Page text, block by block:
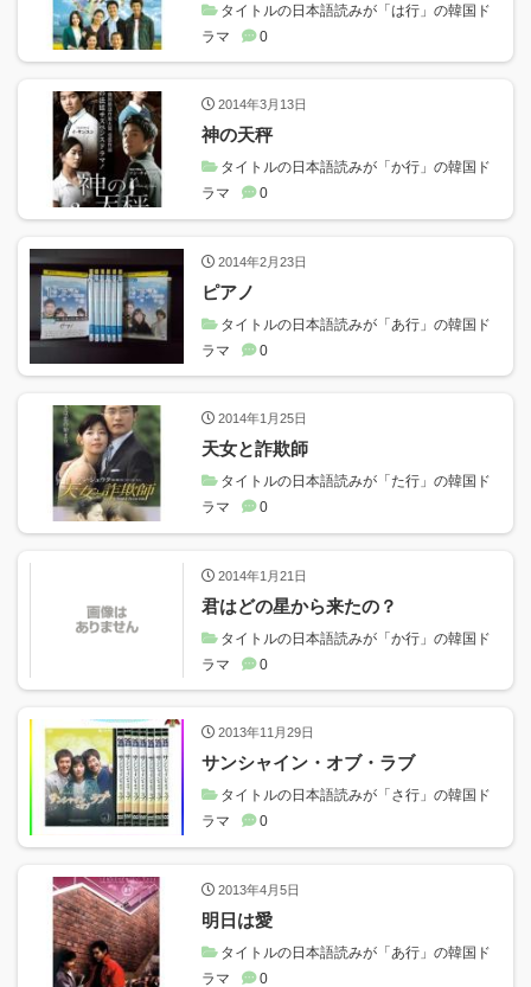
タイトルの日本語読みが「は行」の韓国ド
ラマ
0
2014年3月13日
神の天秤
タイトルの日本語読みが「か行」の韓国ド
ラマ
0
2014年2月23日
ピアノ
タイトルの日本語読みが「あ行」の韓国ド
ラマ
0
2014年1月25日
天女と詐欺師
タイトルの日本語読みが「た行」の韓国ド
ラマ
0
2014年1月21日
君はどの星から来たの？
タイトルの日本語読みが「か行」の韓国ド
ラマ
0
2013年11月29日
サンシャイン・オブ・ラブ
タイトルの日本語読みが「さ行」の韓国ド
ラマ
0
2013年4月5日
明日は愛
タイトルの日本語読みが「あ行」の韓国ド
ラマ
0